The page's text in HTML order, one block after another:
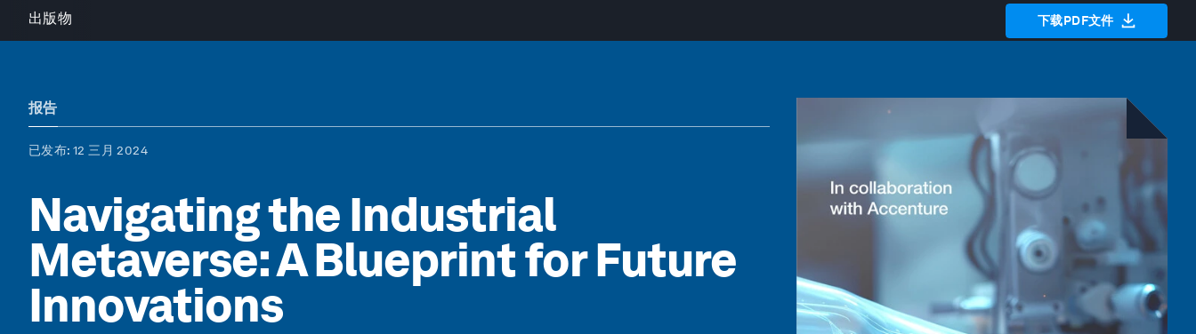
出版物 下载PDF文件
报告
已发布: 12 三月 2024
Navigating the Industrial
Metaverse: A Blueprint for Future
Innovations